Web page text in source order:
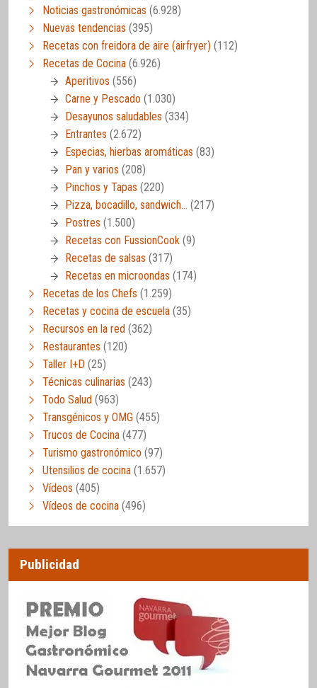
Noticias gastronómicas (6.928)
Nuevas tendencias (395)
Recetas con freidora de aire (airfryer) (112)
Recetas de Cocina (6.926)
Aperitivos (556)
Carne y Pescado (1.030)
Desayunos saludables (334)
Entrantes (2.672)
Especias, hierbas aromáticas (83)
Pan y varios (208)
Pinchos y Tapas (220)
Pizza, bocadillo, sandwich… (217)
Postres (1.500)
Recetas con FussionCook (9)
Recetas de salsas (317)
Recetas en microondas (174)
Recetas de los Chefs (1.259)
Recetas y cocina de escuela (35)
Recursos en la red (362)
Restaurantes (120)
Taller I+D (25)
Técnicas culinarias (243)
Todo Salud (963)
Transgénicos y OMG (455)
Trucos de Cocina (477)
Turismo gastronómico (97)
Utensilios de cocina (1.657)
Vídeos (405)
Vídeos de cocina (496)
Publicidad